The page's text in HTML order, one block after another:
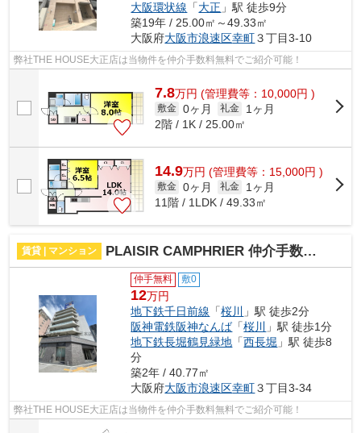
大阪環状線 「大正 」駅 徒歩9分
築19年 / 25.00㎡～49.33㎡
大阪府大阪市浪速区幸町３丁目3-10
弊社THE HOUSE大正店は当物件を仲介手数料無料でご紹介可能！
7.8万円 (管理費等：10,000円 )
敷金 0ヶ月 礼金
1ヶ月
2階 / 1K / 25.00㎡
14.9万円 (管理費等：15,000円 )
敷金 0ヶ月 礼金
1ヶ月
11階 / 1LDK / 49.33㎡
賃貸 | マンション PLAISIR CAMPHRIER 仲介手数料無料
仲手無料 敷0
12万円
地下鉄千日前線 「桜川
」駅 徒歩2分
阪神電鉄阪神なんば「桜川
」駅 徒歩1分
地下鉄長堀鶴見緑地 「西長堀 」駅 徒歩8
分
築2年 / 40.77㎡
大阪府大阪市浪速区幸町３丁目3-34
弊社THE HOUSE大正店は当物件を仲介手数料無料でご紹介可能！